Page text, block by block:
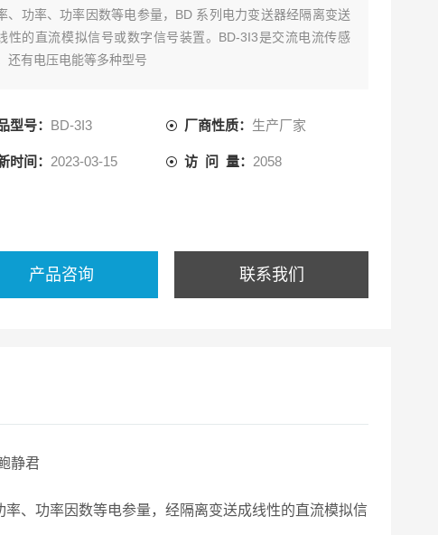
、功率、功率因数等电参量，BD 系列电力变送器经隔离变送
性的直流模拟信号或数字信号装置。BD-3I3是交流电流传感
还有电压电能等多种型号
型号： BD-3I3 厂商性质： 生产厂家
时间： 2023-03-15 访 问 量： 2058
产品咨询 联系我们
静君
功率因数等电参量，经隔离变送成线性的直流模拟信